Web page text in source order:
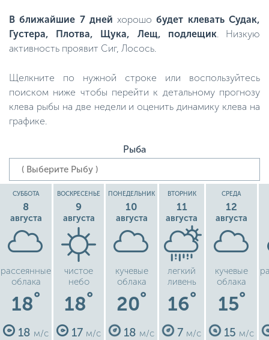
В ближайшие 7 дней хорошобудет клевать Судак,
Густера, Плотва, Щука, Лещ, подлещик. Низкую
активность проявит Сиг, Лосось.
Щелкните по нужной строке или воспользуйтесь
поиском ниже чтобы перейти к детальному прогнозу
клева рыбы на две недели и оценить динамику клева на
графике.
Рыба
СУББОТА
8
августа
рассеянные
облака
18°
18 м/с
ВОСКРЕСЕНЬЕ
9
августа
чистое
небо
18°
17 м/с
ПОНЕДЕЛЬНИК
10
августа
кучевые
облака
20°
18 м/с
ВТОРНИК
11
августа
легкий
ливень
16°
7 м/с
СРЕДА
12
августа
кучевые
облака
15°
15 м/с